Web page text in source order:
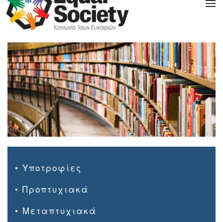
• Υποτροφίες
• Προπτυχιακά
• Μεταπτυχιακά